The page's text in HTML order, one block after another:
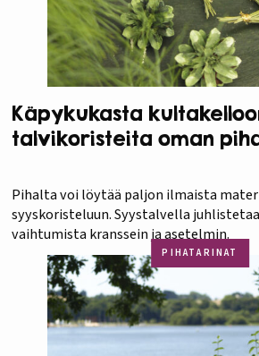
Käpykukasta
talvikoristeita oman
Pihalta voi löytää paljon ilmaista
syyskoristeluun. Syystalvella
vaihtumista kranssein ja asetelmin.
PIHATARINAT